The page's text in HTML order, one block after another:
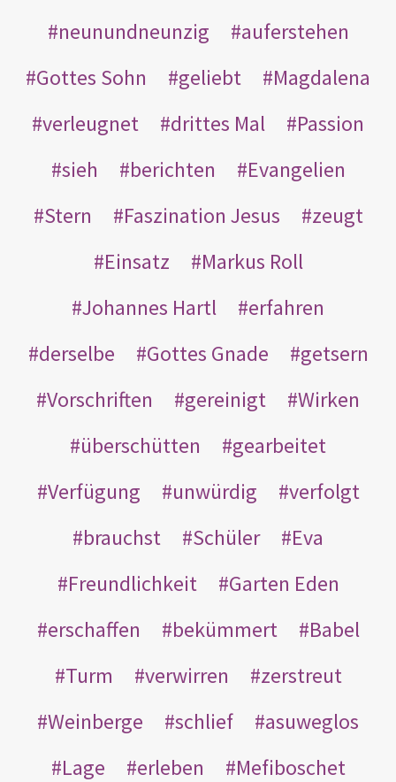
neunundneunzig
auferstehen
Gottes Sohn
geliebt
Magdalena
verleugnet
drittes Mal
Passion
sieh
berichten
Evangelien
Stern
Faszination Jesus
zeugt
Einsatz
Markus Roll
Johannes Hartl
erfahren
derselbe
Gottes Gnade
getsern
Vorschriften
gereinigt
Wirken
überschütten
gearbeitet
Verfügung
unwürdig
verfolgt
brauchst
Schüler
Eva
Freundlichkeit
Garten Eden
erschaffen
bekümmert
Babel
Turm
verwirren
zerstreut
Weinberge
schlief
asuweglos
Lage
erleben
Mefiboschet